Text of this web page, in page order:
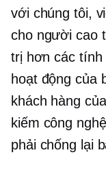
với chúng tôi,
cho người cao
trị hơn các tính
hoạt động của
khách hàng
kiếm công
phải chống lại